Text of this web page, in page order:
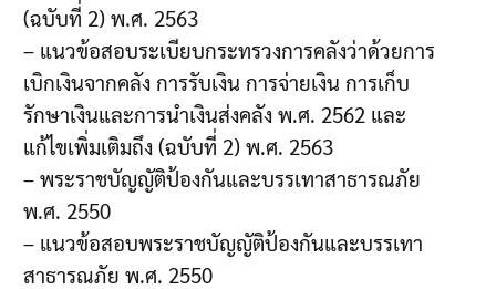
(ฉบับที่ 2) พ.ศ. 2563
– แนวข้อสอบระเบียบกระทรวงการคลังว่าด้วยการ
เบิกเงินจากคลัง การรับเงิน การจ่ายเงิน การเก็บ
รักษาเงินและการนำเงินส่งคลัง พ.ศ. 2562 และ
แก้ไขเพิ่มเติมถึง (ฉบับที่ 2) พ.ศ. 2563
– พระราชบัญญัติป้องกันและบรรเทาสาธารณภัย
พ.ศ. 2550
– แนวข้อสอบพระราชบัญญัติป้องกันและบรรเทา
สาธารณภัย พ.ศ. 2550